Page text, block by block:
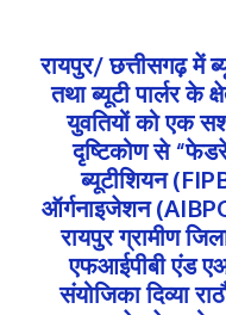
रायपुर/ छत्तीसगढ़ में
तथा ब्यूटी पार्लर के
युवतियों को एक
दृष्टिकोण से
ब्यूटीशियन
ऑर्गनाइजेशन
रायपुर ग्रामीण
एफआईपीबी एंड
संयोजिका दिव्या